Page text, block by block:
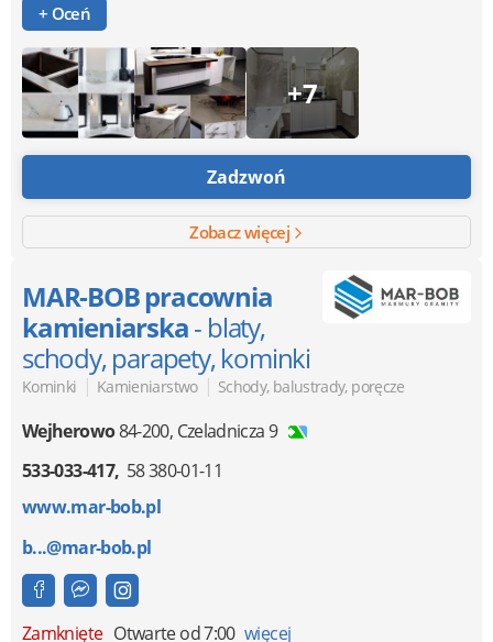
+ Oceń
+7
Zadzwoń
Zobacz więcej
MAR-BOB pracownia
kamieniarska- blaty,
schody, parapety, kominki
Kominki | Kamieniarstwo | Schody, balustrady, poręcze
Wejherowo84-200, Czeladnicza 9
533-033-417 58 380-01-11
www.mar-bob.pl
b...@mar-bob.pl
Zamknięte Otwarte od 7:00 więcej